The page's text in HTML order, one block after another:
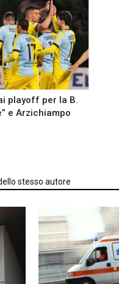
playoff per la B.
e Arzichiampo
stesso autore